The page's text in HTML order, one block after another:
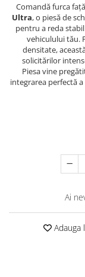
Cricuri trotineta
Suruburi
Suspensie
Cauciucuri
https://
de-aer
cauciucuri-
Cauciuc tubeless
Accesorii
Trotinete electrice
Comandă furca
Ultra, o piesă de
pentru a reda
vehiculului tău.
densitate,
solicitărilor
Piesa vine
integrarea perfectă
Ai
Adauga